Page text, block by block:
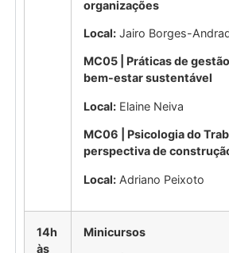
organizações
Local:Jairo Borges-
MC05 | Práticas de
bem-estar sustentável
Local:Elaine Neiva
MC06 | Psicologia do
perspectiva de
Local:Adriano Peixoto
14h
às
Minicursos